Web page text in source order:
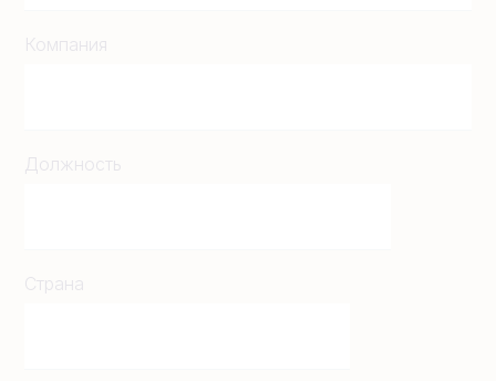
Компания
Должность
Страна